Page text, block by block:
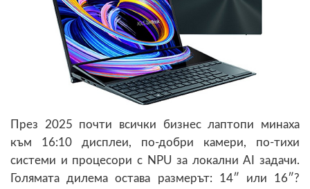
През 2025 почти всички бизнес лаптопи минаха
към 16:10 дисплеи, по-добри камери, по-тихи
системи и процесори с NPU за локални AI задачи.
Голямата дилема остава размерът: 14″ или 16″?